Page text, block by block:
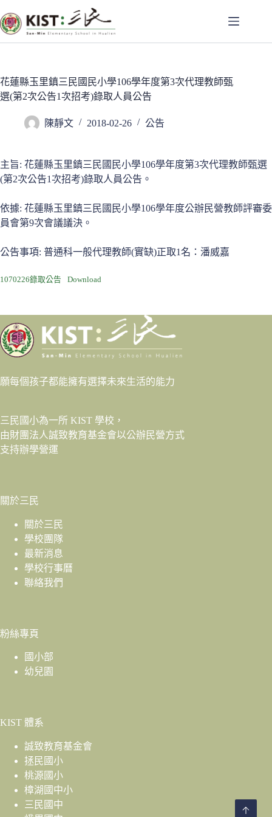
至
主
容
花蓮縣玉里鎮三民國民小學106學年度第3次代理教師甄
選(第2次公告1次招考)錄取人員公告
陳靜文 2018-02-26 公告
主旨: 花蓮縣玉里鎮三民國民小學106學年度第3次代理教師甄選
(第2次公告1次招考)錄取人員公告。
依據: 花蓮縣玉里鎮三民國民小學106學年度公辦民營教師評審委
員會第9次會議議決。
公告事項: 普通科一般代理教師(實缺)正取1名：潘威嘉
1070226錄取公告 Download
願每個孩子都能擁有選擇未來生活的能力
三民國小為一所 KIST 學校，
由財團法人誠致教育基金會以公辦民營方式
支持辦學營運
關於三民
關於三民
學校團隊
最新消息
學校行事曆
聯絡我們
粉絲專頁
國小部
幼兒園
KIST 體系
誠致教育基金會
拯民國小
桃源國小
樟湖國中小
三民國中